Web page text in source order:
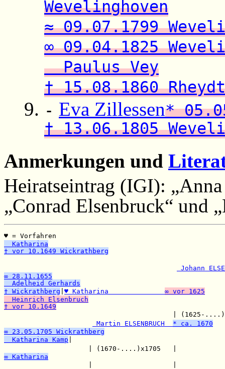
Wevelinghoven
≈ 09.07.1799
∞ 09.04.1825
Paulus Vey
† 15.08.1860 Rheydt
- Eva Zillessen*
† 13.06.1805
Anmerkungen und
Heiratseintrag (IGI):
„Conrad Elsenbruck“ und
♥ =
Katharina
† vor 10.1649 Wickrathberg
Johann
∞ 28.11.1655
Adelheid Gerhards
† Wickrathberg ♥ Katharina ∞ vor 1625
Heinrich Elsenbruch
† vor 10.1649
| (1625-....)x1655
Martin ELSENBRUCH * ca. 1670
∞ 23.05.1705 Wickrathberg
Katharina Kamp
| (1670-
∞ Katharina